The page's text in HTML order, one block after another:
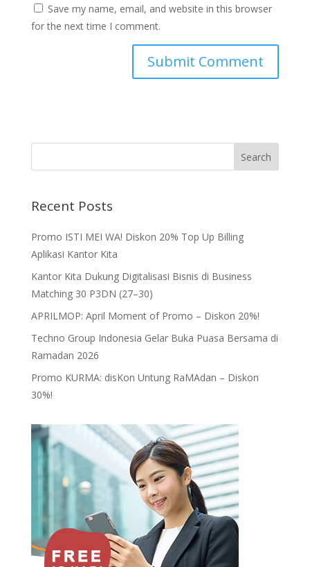
Save my name, email, and website in this browser
for the next time I comment.
Recent Posts
Promo ISTI MEI WA! Diskon 20% Top Up Billing
Aplikasi Kantor Kita
Kantor Kita Dukung Digitalisasi Bisnis di Business
Matching 30 P3DN (27–30)
APRILMOP: April Moment of Promo – Diskon 20%!
Techno Group Indonesia Gelar Buka Puasa Bersama di
Ramadan 2026
Promo KURMA: disKon Untung RaMAdan – Diskon
30%!